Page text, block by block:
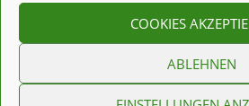
COOKIES
ABLEHNEN
KIE-RICHTLINIE